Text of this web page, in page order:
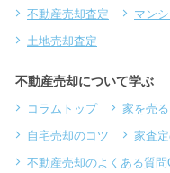
不動産売却査定 マン
土地売却査定
不動産売却について学ぶ
コラムトップ 家を売
自宅売却のコツ
家査
不動産売却のよくある質問